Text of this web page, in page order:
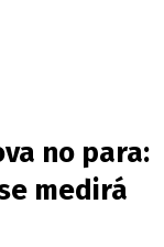
no para:
medirá